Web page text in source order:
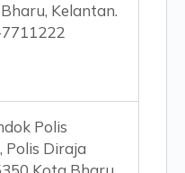
Kelantan.
Polis
Polis Diraja